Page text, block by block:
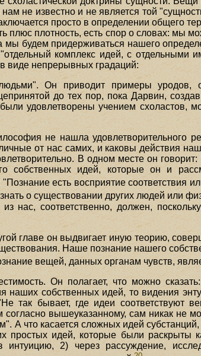
не известно и не является той
просто в определении общего
плюс плотность, есть спор о словах: мы
мы будем придерживаться нашего
комплекс идей, с отдельными
виде непрерывных градаций:
Он приводит примеры уродов,
до тех пор, пока Дарвин,
удовлетворены учением схоластов,
не нашла удовлетворительного
от нас самих, и каковы действия
В одном месте он
собственных идей, которые он и
есть восприятие соответствия
о существовании других людей или
соответственно, должен, поскольку
главе он выдвигает иную теорию,
Наше познание нашего
вещей, данных органам чувств,
Он полагает, что можно
наших собственных идей, то видения
так бывает, где идеи соответствуют
вышеуказанному, сам никак не
А что касается сложных идей
простых идей, которые были раскрыты
2) через рассуждение,